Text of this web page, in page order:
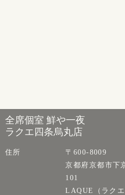
全席個室 鮮や一夜
ラクエ四条烏丸店
住所
〒600-8009
京都府京都市下
101
LAQUE（ラク